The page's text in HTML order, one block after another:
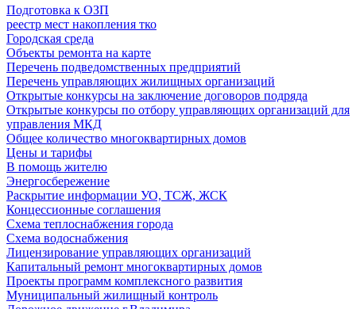
Подготовка к ОЗП
реестр мест накопления тко
Городская среда
Объекты ремонта на карте
Перечень подведомственных предприятий
Перечень управляющих жилищных организаций
Открытые конкурсы на заключение договоров подряда
Открытые конкурсы по отбору управляющих организаций для
управления МКД
Общее количество многоквартирных домов
Цены и тарифы
В помощь жителю
Энергосбережение
Раскрытие информации УО, ТСЖ, ЖСК
Концессионные соглашения
Схема теплоснабжения города
Схема водоснабжения
Лицензирование управляющих организаций
Капитальный ремонт многоквартирных домов
Проекты программ комплексного развития
Муниципальный жилищный контроль